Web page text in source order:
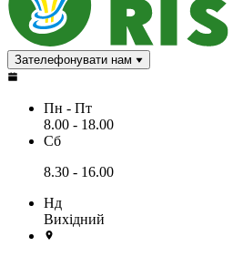
Зателефонувати нам
Пн - Пт
8.00 - 18.00
Сб
8.30 - 16.00
Нд
Вихідний